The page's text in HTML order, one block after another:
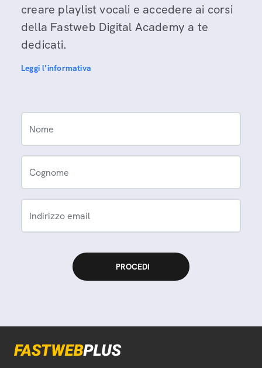
creare playlist vocali e accedere ai corsi
della Fastweb Digital Academy a te
dedicati.
Leggi l'informativa
Nome
Cognome
Indirizzo email